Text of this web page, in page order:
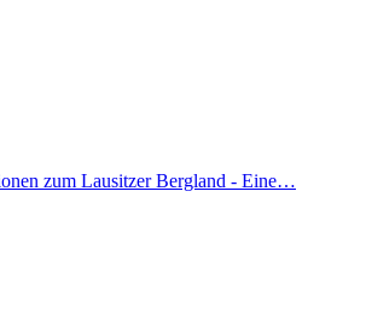
zum Lausitzer Bergland - Eine…